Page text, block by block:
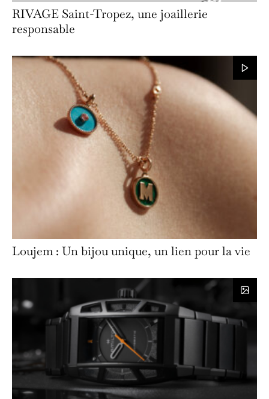
RIVAGE Saint-Tropez, une joaillerie
responsable
Loujem : Un bijou unique, un lien pour la vie